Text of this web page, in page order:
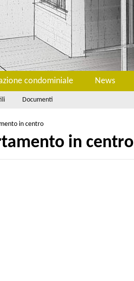
condominiale News
Documenti
in centro
in centro